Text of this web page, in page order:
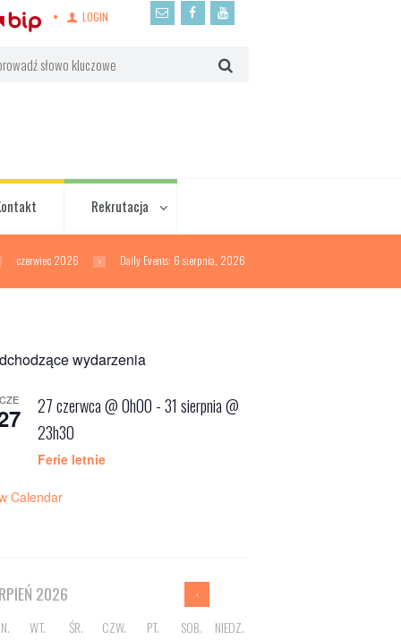
LOGIN
Rekrutacja
czerwiec 2026 Daily Events: 6 sierpnia, 2026
wydarzenia
CZE 27 czerwca @ 0h00 -31 sierpnia @
23h30
Ferie letnie
Calendar
2026
WT. ŚR. CZW. PT. SOB. NIEDZ.